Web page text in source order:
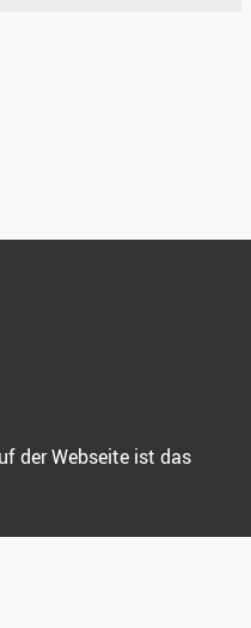
der Webseite ist das